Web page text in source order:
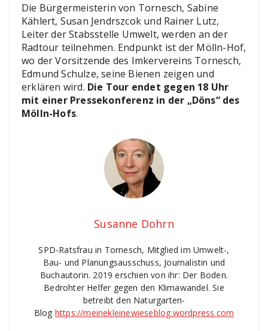
Die Bürgermeisterin von Tornesch, Sabine
Kählert, Susan Jendrszcok und Rainer Lutz,
Leiter der Stabsstelle Umwelt, werden an der
Radtour teilnehmen. Endpunkt ist der Mölln-Hof,
wo der Vorsitzende des Imkervereins Tornesch,
Edmund Schulze, seine Bienen zeigen und
erklären wird. Die Tour endet gegen 18 Uhr
mit einer Pressekonferenz in der „Döns“ des
Mölln-Hofs.
Susanne Dohrn
SPD-Ratsfrau in Tornesch, Mitglied im Umwelt-,
Bau- und Planungsausschuss, Journalistin und
Buchautorin. 2019 erschien von ihr: Der Boden.
Bedrohter Helfer gegen den Klimawandel. Sie
betreibt den Naturgarten-
Blog https://meinekleinewieseblog.wordpress.com